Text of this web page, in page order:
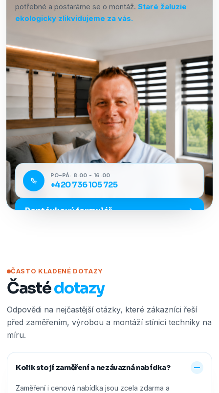
potřebné a postaráme se o montáž. Staré žaluzie
ekologicky zlikvidujeme za vás.
PO–PÁ: 8:00 - 16:00
+420 736 105 725
Poptávkový formulář
ČASTO KLADENÉ DOTAZY
Častédotazy
Odpovědi na nejčastější otázky, které zákazníci řeší
před zaměřením, výrobou a montáží stínicí techniky na
míru.
Kolik stojí zaměření a nezávazná nabídka?
Zaměření i cenová nabídka jsou zcela zdarma a